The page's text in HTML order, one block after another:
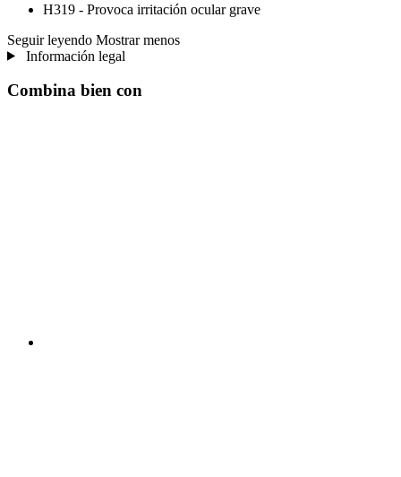
H319 - Provoca irritación ocular grave
Seguir leyendo Mostrar menos
Información legal
Combina bien con